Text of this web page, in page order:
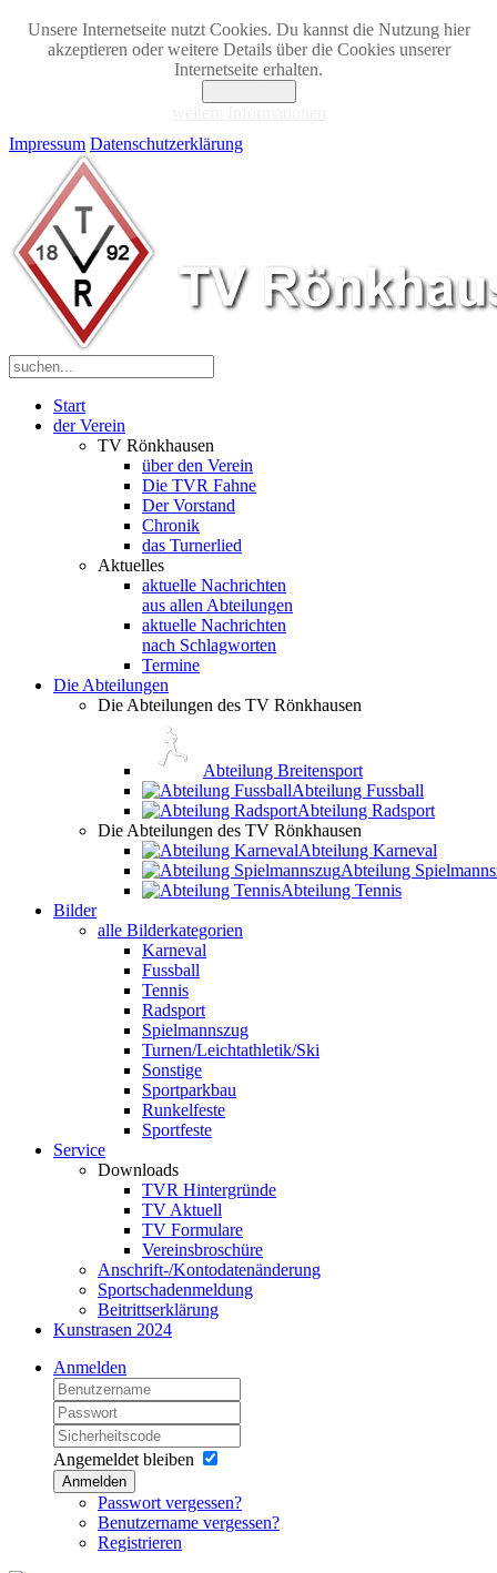
Unsere Internetseite nutzt Cookies. Du kannst die Nutzung hier
akzeptieren oder weitere Details über die Cookies unserer
Internetseite erhalten.
Impressum Datenschutzerklärung
Start
der Verein
TV Rönkhausen
über den Verein
Die TVR Fahne
Der Vorstand
Chronik
das Turnerlied
Aktuelles
aktuelle Nachrichten
aus allen Abteilungen
aktuelle Nachrichten
nach Schlagworten
Termine
Die Abteilungen
Die Abteilungen des TV Rönkhausen
Abteilung Breitensport
Abteilung Fussball
Abteilung Radsport
Die Abteilungen des TV Rönkhausen
Abteilung Karneval
Abteilung
Abteilung Tennis
Bilder
alle Bilderkategorien
Karneval
Fussball
Tennis
Radsport
Spielmannszug
Turnen/Leichtathletik/Ski
Sonstige
Sportparkbau
Runkelfeste
Sportfeste
Service
Downloads
TVR Hintergründe
TV Aktuell
TV Formulare
Vereinsbroschüre
Anschrift-/Kontodatenänderung
Sportschadenmeldung
Beitrittserklärung
Kunstrasen 2024
Anmelden
Angemeldet bleiben
Anmelden
Passwort vergessen?
Benutzername vergessen?
Registrieren